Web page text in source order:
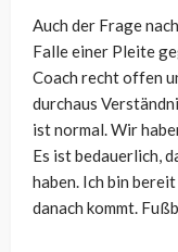
Auch der Frage
Falle einer Pleite
Coach recht offen
durchaus
ist normal. Wir
Es ist bedauerlich,
haben. Ich bin
danach kommt.